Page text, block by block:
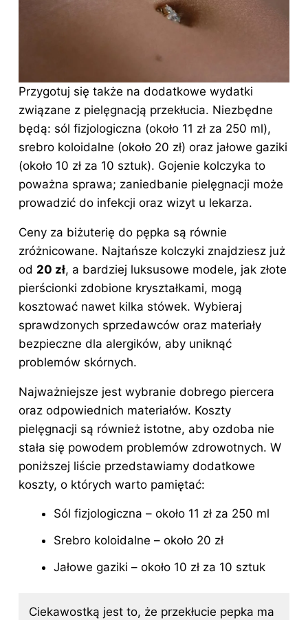
Przygotuj się także na dodatkowe wydatki
związane z pielęgnacją przekłucia. Niezbędne
będą: sól fizjologiczna (około 11 zł za 250 ml),
srebro koloidalne (około 20 zł) oraz jałowe gaziki
(około 10 zł za 10 sztuk). Gojenie kolczyka to
poważna sprawa; zaniedbanie pielęgnacji może
prowadzić do infekcji oraz wizyt u lekarza.
Ceny za biżuterię do pępka są równie
zróżnicowane. Najtańsze kolczyki znajdziesz już
od 20 zł, a bardziej luksusowe modele, jak złote
pierścionki zdobione kryształkami, mogą
kosztować nawet kilka stówek. Wybieraj
sprawdzonych sprzedawców oraz materiały
bezpieczne dla alergików, aby uniknąć
problemów skórnych.
Najważniejsze jest wybranie dobrego piercera
oraz odpowiednich materiałów. Koszty
pielęgnacji są również istotne, aby ozdoba nie
stała się powodem problemów zdrowotnych. W
poniższej liście przedstawiamy dodatkowe
koszty, o których warto pamiętać:
Sól fizjologiczna – około 11 zł za 250 ml
Srebro koloidalne – około 20 zł
Jałowe gaziki – około 10 zł za 10 sztuk
Ciekawostką jest to, że przekłucie pepka ma